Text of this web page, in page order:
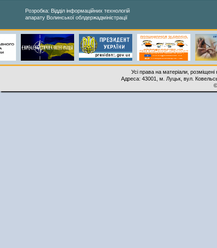
Розробка: Відділ інформаційних технологій
апарату Волинської облдержадміністрації
Усі права на матеріали,
Адреса: 43001, м. Луцьк, вул.